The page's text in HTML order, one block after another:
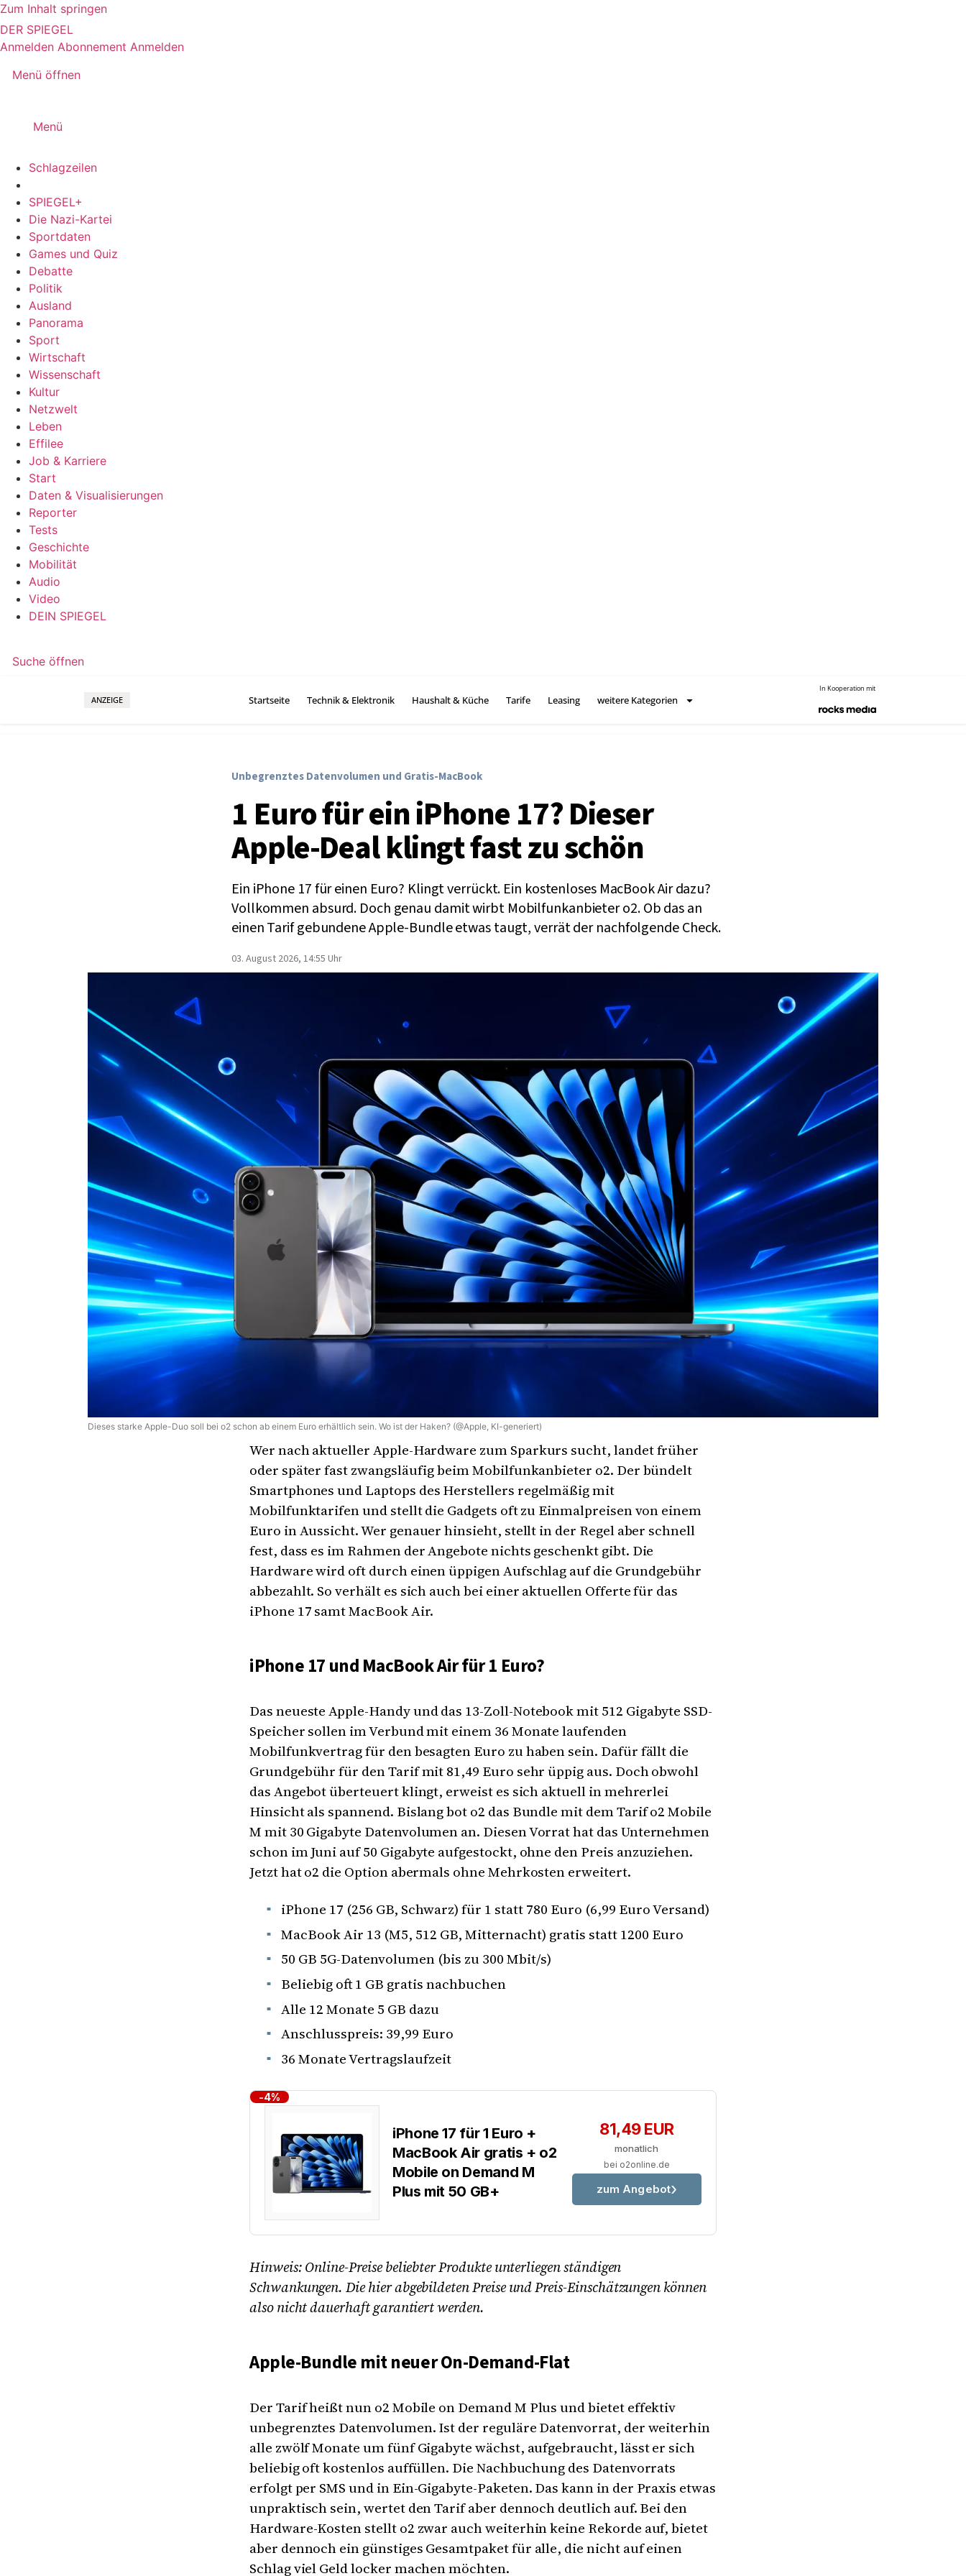
Zum Inhalt springen
DER SPIEGEL
Anmelden Abonnement Anmelden
Menü öffnen
Menü
Schlagzeilen
SPIEGEL+
Die Nazi-Kartei
Sportdaten
Games und Quiz
Debatte
Politik
Ausland
Panorama
Sport
Wirtschaft
Wissenschaft
Kultur
Netzwelt
Leben
Effilee
Job & Karriere
Start
Daten & Visualisierungen
Reporter
Tests
Geschichte
Mobilität
Audio
Video
DEIN SPIEGEL
Suche öffnen
Startseite Technik & Elektronik Haushalt & Küche Tarife Leasing weitere Kategorien
ANZEIGE
In Kooperation mit
Unbegrenztes Datenvolumen und Gratis-MacBook
1 Euro für ein iPhone 17? Dieser
Apple-Deal klingt fast zu schön
Ein iPhone 17 für einen Euro? Klingt verrückt. Ein kostenloses MacBook Air dazu?
Vollkommen absurd. Doch genau damit wirbt Mobilfunkanbieter o2. Ob das an
einen Tarif gebundene Apple-Bundle etwas taugt, verrät der nachfolgende Check.
03. August 2026, 14:55 Uhr
Dieses starke Apple-Duo soll bei o2 schon ab einem Euro erhältlich sein. Wo ist der Haken? (@Apple, KI-generiert)
Wer nach aktueller Apple-Hardware zum Sparkurs sucht, landet früher
oder später fast zwangsläufig beim Mobilfunkanbieter o2. Der bündelt
Smartphones und Laptops des Herstellers regelmäßig mit
Mobilfunktarifen und stellt die Gadgets oft zu Einmalpreisen von einem
Euro in Aussicht. Wer genauer hinsieht, stellt in der Regel aber schnell
fest, dass es im Rahmen der Angebote nichts geschenkt gibt. Die
Hardware wird oft durch einen üppigen Aufschlag auf die Grundgebühr
abbezahlt. So verhält es sich auch bei einer aktuellen Offerte für das
iPhone 17 samt MacBook Air.
iPhone 17 und MacBook Air für 1 Euro?
Das neueste Apple-Handy und das 13-Zoll-Notebook mit 512 Gigabyte SSD-
Speicher sollen im Verbund mit einem 36 Monate laufenden
Mobilfunkvertrag für den besagten Euro zu haben sein. Dafür fällt die
Grundgebühr für den Tarif mit 81,49 Euro sehr üppig aus. Doch obwohl
das Angebot überteuert klingt, erweist es sich aktuell in mehrerlei
Hinsicht als spannend. Bislang bot o2 das Bundle mit dem Tarif o2 Mobile
M mit 30 Gigabyte Datenvolumen an. Diesen Vorrat hat das Unternehmen
schon im Juni auf 50 Gigabyte aufgestockt, ohne den Preis anzuziehen.
Jetzt hat o2 die Option abermals ohne Mehrkosten erweitert.
iPhone 17 (256 GB, Schwarz) für 1 statt 780 Euro (6,99 Euro Versand)
MacBook Air 13 (M5, 512 GB, Mitternacht) gratis statt 1200 Euro
50 GB 5G-Datenvolumen (bis zu 300 Mbit/s)
Beliebig oft 1 GB gratis nachbuchen
Alle 12 Monate 5 GB dazu
Anschlusspreis: 39,99 Euro
36 Monate Vertragslaufzeit
-4%
iPhone 17 für 1 Euro +
MacBook Air gratis + o2
Mobile on Demand M
Plus mit 50 GB+
81,49 EUR
monatlich
bei o2online.de
zum Angebot
Hinweis: Online-Preise beliebter Produkte unterliegen ständigen
Schwankungen. Die hier abgebildeten Preise und Preis-Einschätzungen können
also nicht dauerhaft garantiert werden.
Apple-Bundle mit neuer On-Demand-Flat
Der Tarif heißt nun o2 Mobile on Demand M Plus und bietet effektiv
unbegrenztes Datenvolumen. Ist der reguläre Datenvorrat, der weiterhin
alle zwölf Monate um fünf Gigabyte wächst, aufgebraucht, lässt er sich
beliebig oft kostenlos auffüllen. Die Nachbuchung des Datenvorrats
erfolgt per SMS und in Ein-Gigabyte-Paketen. Das kann in der Praxis etwas
unpraktisch sein, wertet den Tarif aber dennoch deutlich auf. Bei den
Hardware-Kosten stellt o2 zwar auch weiterhin keine Rekorde auf, bietet
aber dennoch ein günstiges Gesamtpaket für alle, die nicht auf einen
Schlag viel Geld locker machen möchten.